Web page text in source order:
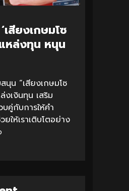
สียงเกษมโซ
หล่งทุน หนุน
น “เสียงเกษมโซ
งเงินทุน เสริม
คู่กับการให้คำ
ให้เราเติบโตอย่าง